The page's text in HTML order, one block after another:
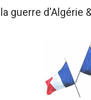
guerre d'Algérie